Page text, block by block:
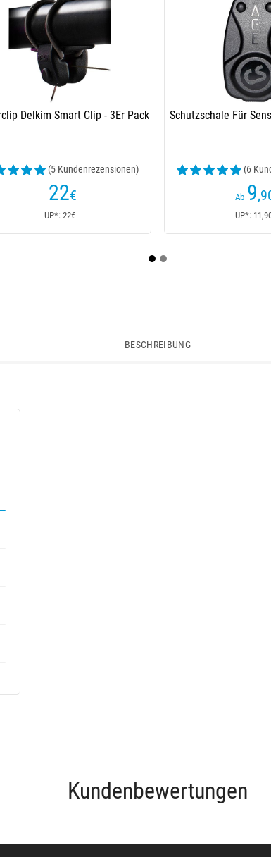
-13 %
Haltebalken Delkim Safe-Dtm V.2
(1 Kundenrezensionen)
BESCHREIBUNG
Kundenbewertungen